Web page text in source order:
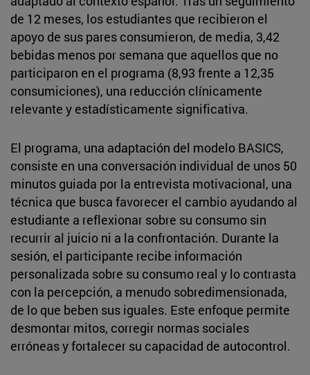
de 12 meses, los estudiantes que recibieron el
apoyo de sus pares consumieron, de media, 3,42
bebidas menos por semana que aquellos que no
participaron en el programa (8,93 frente a 12,35
consumiciones), una reducción clínicamente
relevante y estadísticamente significativa.
El programa, una adaptación del modelo BASICS,
consiste en una conversación individual de unos 50
minutos guiada por la entrevista motivacional, una
técnica que busca favorecer el cambio ayudando al
estudiante a reflexionar sobre su consumo sin
recurrir al juicio ni a la confrontación. Durante la
sesión, el participante recibe información
personalizada sobre su consumo real y lo contrasta
con la percepción, a menudo sobredimensionada,
de lo que beben sus iguales. Este enfoque permite
desmontar mitos, corregir normas sociales
erróneas y fortalecer su capacidad de autocontrol.